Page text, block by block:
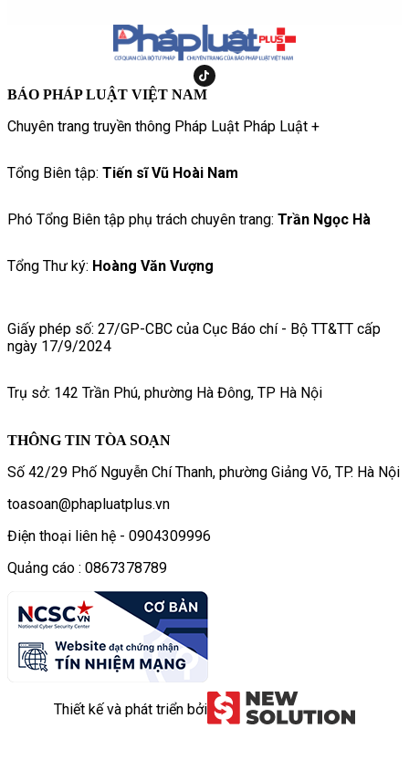
BÁO PHÁP LUẬT VIỆT NAM
Chuyên trang truyền thông Pháp Luật Pháp Luật +
Tổng Biên tập: Tiến sĩ Vũ Hoài Nam
Phó Tổng Biên tập phụ trách chuyên trang: Trần Ngọc Hà
Tổng Thư ký: Hoàng Văn Vượng
Giấy phép số: 27/GP-CBC của Cục Báo chí - Bộ TT&TT cấp
ngày 17/9/2024
Trụ sở: 142 Trần Phú, phường Hà Đông, TP Hà Nội
THÔNG TIN TÒA SOẠN
Số 42/29 Phố Nguyễn Chí Thanh, phường Giảng Võ, TP. Hà Nội
toasoan@phapluatplus.vn
Điện thoại liên hệ - 0904309996
Quảng cáo : 0867378789
Thiết kế và phát triển bởi